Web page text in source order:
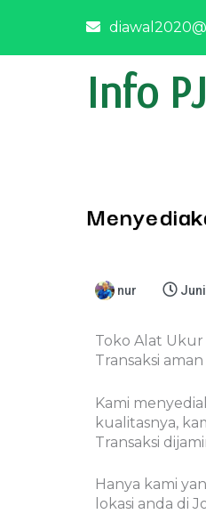
Info
nur
Toko Alat
Transaksi
Kami
kualitasnya,
Transaksi
Hanya kami
lokasi anda di